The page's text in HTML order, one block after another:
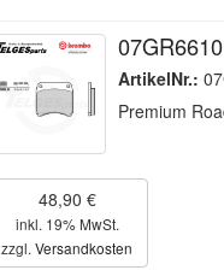
ArtikelNr.:
Premium
48,90 €
inkl. 19% MwSt.
zzgl. Versandkosten